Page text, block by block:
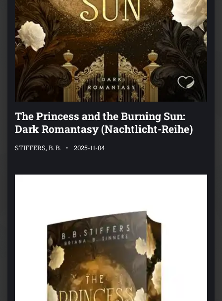
The Princess and the Burning Sun:
Dark Romantasy (Nachtlicht-Reihe)
STIFFERS, B. B. 2025-11-04